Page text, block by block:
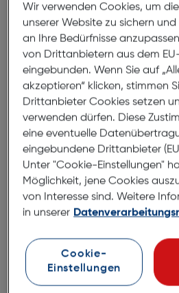
Brillenbreite:140mm
Steg:18mm
Glasbreite:54mm
Bügellänge:140mm
(individuell ausrichtbar)
140mm
18mm
Wir verwenden Cookies, um
unserer Website zu sichern
an Ihre Bedürfnisse
von Drittanbietern aus dem
eingebunden. Wenn Sie auf
akzeptieren“ klicken, stimmen
Drittanbieter Cookies setzen
verwenden dürfen. Diese
eine eventuelle
eingebundene Drittanbieter
Unter "Cookie-Einstellungen"
Möglichkeit, jene Cookies
von Interesse sind. Weitere
in unserer
Cookie-
Einstellungen